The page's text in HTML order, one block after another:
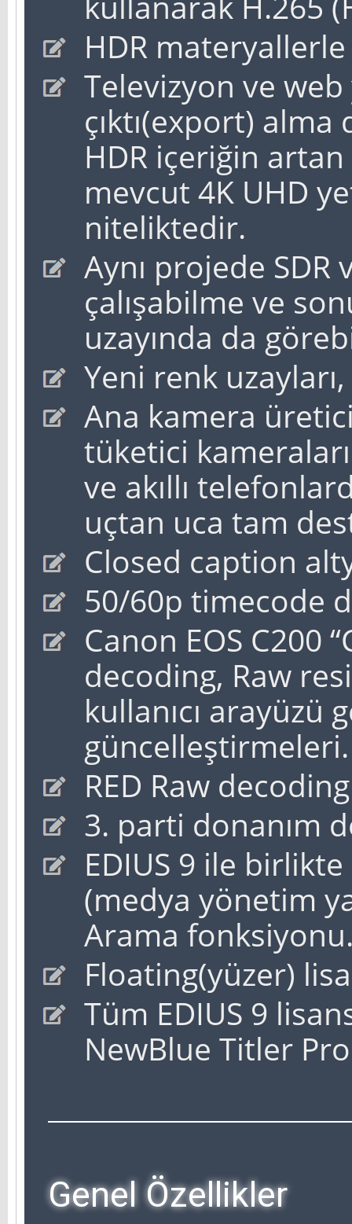
HDR
Televizyon ve web
çıktı(export)
HDR içeriğin artan
mevcut 4K UHD
niteliktedir.
Aynı projede
çalışabilme ve
uzayında da
Yeni renk
Ana kamera
tüketici
ve akıllı
uçtan uca tam
Closed caption
50/60p timecode
Canon EOS C200
decoding, Raw
kullanıcı arayüzü
güncelleştirmeleri.
RED Raw
3. parti donanım
EDIUS 9 ile
(medya yönetim
Arama
Floating(yüzer)
Tüm EDIUS 9
NewBlue Titler
Genel Özellikler